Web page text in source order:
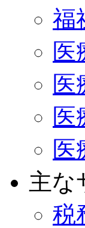
福
医
医
医
医
主な
税